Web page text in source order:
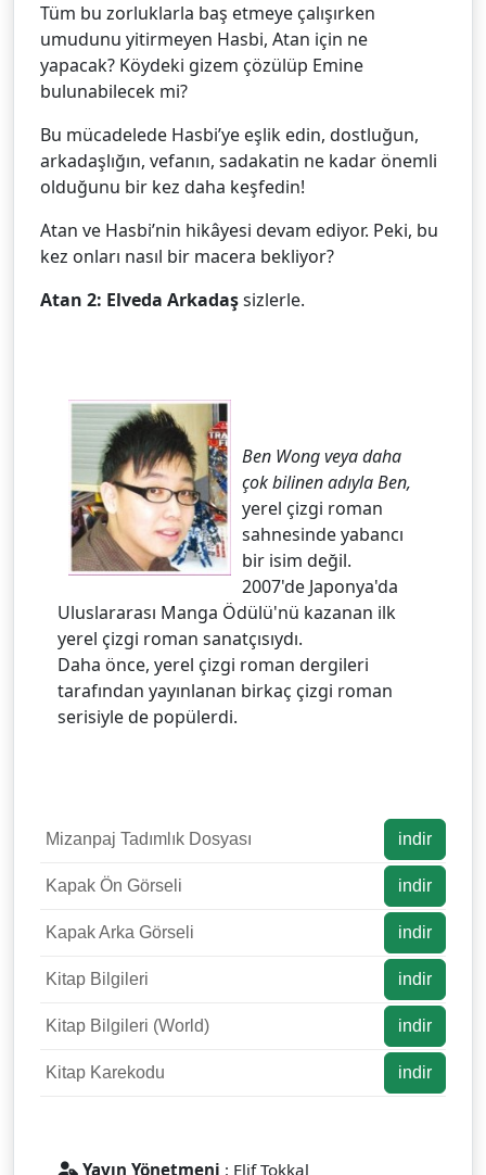
Tüm bu zorluklarla baş etmeye çalışırken
umudunu yitirmeyen Hasbi, Atan için ne
yapacak? Köydeki gizem çözülüp Emine
bulunabilecek mi?
Bu mücadelede Hasbi’ye eşlik edin, dostluğun,
arkadaşlığın, vefanın, sadakatin ne kadar önemli
olduğunu bir kez daha keşfedin!
Atan ve Hasbi’nin hikâyesi devam ediyor. Peki, bu
kez onları nasıl bir macera bekliyor?
Atan 2: Elveda Arkadaşsizlerle.
Ben Wong veya daha
çok bilinen adıyla Ben,
yerel çizgi roman
sahnesinde yabancı
bir isim değil.
2007'de Japonya'da
Uluslararası Manga Ödülü'nü kazanan ilk
yerel çizgi roman sanatçısıydı.
Daha önce, yerel çizgi roman dergileri
tarafından yayınlanan birkaç çizgi roman
serisiyle de popülerdi.
Mizanpaj Tadımlık Dosyası indir
Kapak Ön Görseli indir
Kapak Arka Görseli indir
Kitap Bilgileri indir
Kitap Bilgileri (World) indir
Kitap Karekodu indir
Yayın Yönetmeni : Elif Tokkal